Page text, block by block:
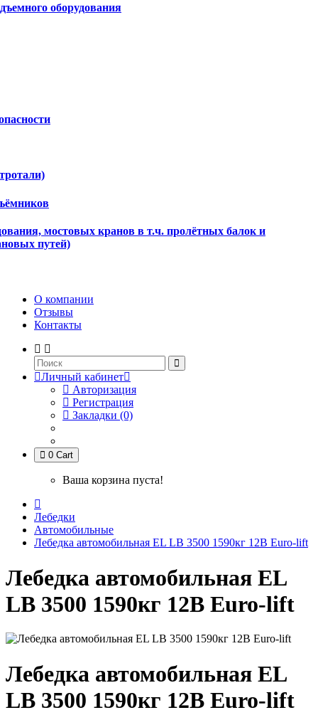
оборудования
мостовых кранов в т.ч. пролётных балок и
путей)
О компании
Отзывы
Контакты
Личный кабинет
Авторизация
Регистрация
Закладки (0)
0 Cart
Ваша корзина пуста!
Лебедки
Автомобильные
Лебедка автомобильная EL LB 3500 1590кг 12В Euro-lift
Лебедка автомобильная EL
LB 3500 1590кг 12В Euro-lift
Лебедка автомобильная EL
LB 3500 1590кг 12В Euro-lift